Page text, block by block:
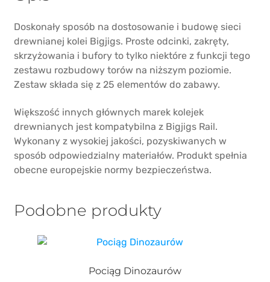
Doskonały sposób na dostosowanie i budowę sieci
drewnianej kolei Bigjigs. Proste odcinki, zakręty,
skrzyżowania i bufory to tylko niektóre z funkcji tego
zestawu rozbudowy torów na niższym poziomie.
Zestaw składa się z 25 elementów do zabawy.
Większość innych głównych marek kolejek
drewnianych jest kompatybilna z Bigjigs Rail.
Wykonany z wysokiej jakości, pozyskiwanych w
sposób odpowiedzialny materiałów. Produkt spełnia
obecne europejskie normy bezpieczeństwa.
Podobne produkty
Pociąg Dinozaurów